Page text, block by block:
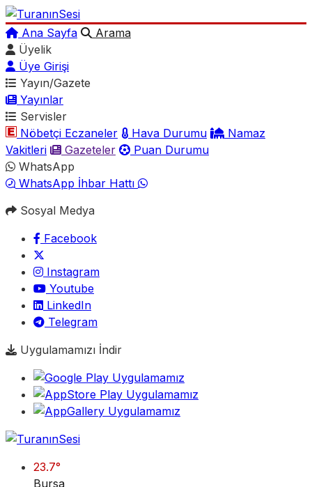
Ana Sayfa
Arama
Üyelik
Üye Girişi
Yayın/Gazete
Yayınlar
Servisler
Nöbetçi Eczaneler
Hava Durumu
Namaz
Vakitleri
Gazeteler
Puan Durumu
WhatsApp
WhatsApp İhbar Hattı
Sosyal Medya
Facebook
Instagram
Youtube
LinkedIn
Telegram
Uygulamamızı İndir
23.7°
Bursa